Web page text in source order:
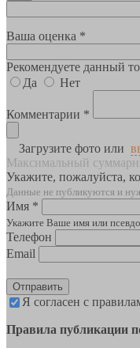
Ваша оценка *
Рекомендуете данный
Да
Нет
Комментарии *
Загрузите фото или
Максимальный
Укажите, пожалуйста,
Данные не публикуются и
Имя *
Укажите Ваше имя или
Телефон
Email
Отправить
Я согласен с
Правила публикации